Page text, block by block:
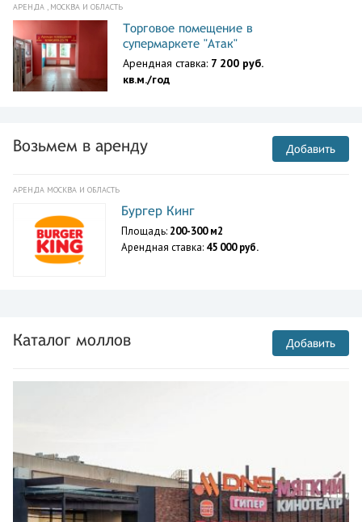
АРЕНДА , МОСКВА И ОБЛАСТЬ
Торговое помещение в
супермаркете "Атак"
Арендная ставка: 7 200 руб.
кв.м./год
Возьмем в аренду Добавить
АРЕНДА МОСКВА И ОБЛАСТЬ
Бургер Кинг
Площадь: 200-300 м2
Арендная ставка: 45 000 руб.
Каталог моллов Добавить